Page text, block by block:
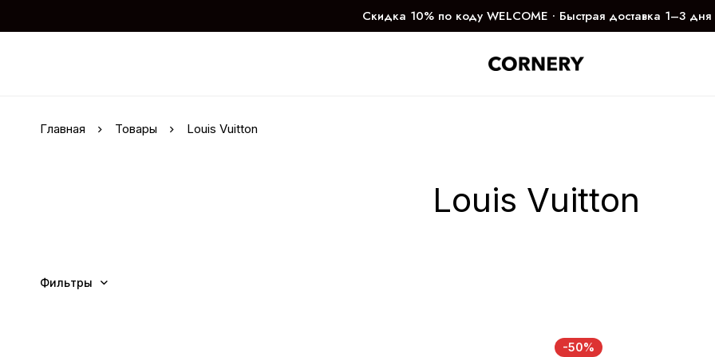
Скидка 10% по коду WELCOME ∙ Быстрая доставка 1–3 дня
Главная Товары Louis Vuitton
Louis Vuitton
Фильтры
-50%